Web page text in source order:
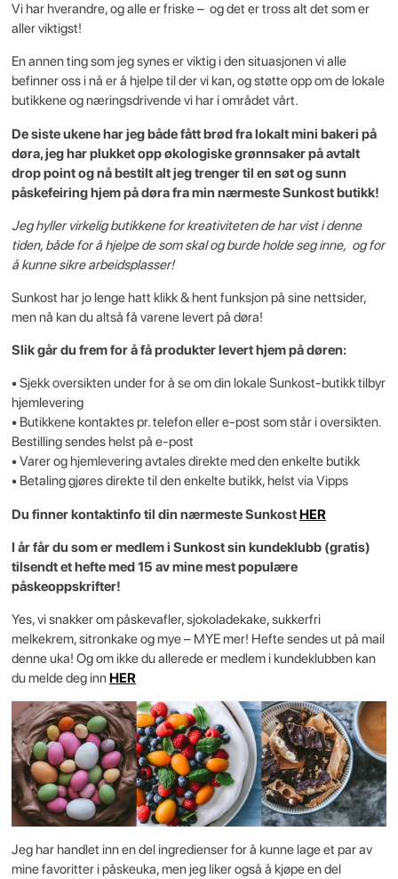
Vi har hverandre, og alle er friske – og det er tross alt det som er
aller viktigst!
En annen ting som jeg synes er viktig i den situasjonen vi alle
befinner oss i nå er å hjelpe til der vi kan, og støtte opp om de lokale
butikkene og næringsdrivende vi har i området vårt.
De siste ukene har jeg både fått brød fra lokalt mini bakeri på
døra, jeg har plukket opp økologiske grønnsaker på avtalt
drop point og nå bestilt alt jeg trenger til en søt og sunn
påskefeiring hjem på døra fra min nærmeste Sunkost butikk!
Jeg hyller virkelig butikkene for kreativiteten de har vist i denne
tiden, både for å hjelpe de som skal og burde holde seg inne, og for
å kunne sikre arbeidsplasser!
Sunkost har jo lenge hatt klikk & hent funksjon på sine nettsider,
men nå kan du altså få varene levert på døra!
Slik går du frem for å få produkter levert hjem på døren:
• Sjekk oversikten under for å se om din lokale Sunkost-butikk tilbyr
hjemlevering
• Butikkene kontaktes pr. telefon eller e-post som står i oversikten.
Bestilling sendes helst på e-post
• Varer og hjemlevering avtales direkte med den enkelte butikk
• Betaling gjøres direkte til den enkelte butikk, helst via Vipps
Du finner kontaktinfo til din nærmeste SunkostHER
I år får du som er medlem i Sunkost sin kundeklubb (gratis)
tilsendt et hefte med 15 av mine mest populære
påskeoppskrifter!
Yes, vi snakker om påskevafler, sjokoladekake, sukkerfri
melkekrem, sitronkake og mye – MYE mer! Hefte sendes ut på mail
denne uka! Og om ikke du allerede er medlem i kundeklubben kan
du melde deg innHER
Jeg har handlet inn en del ingredienser for å kunne lage et par av
mine favoritter i påskeuka, men jeg liker også å kjøpe en del